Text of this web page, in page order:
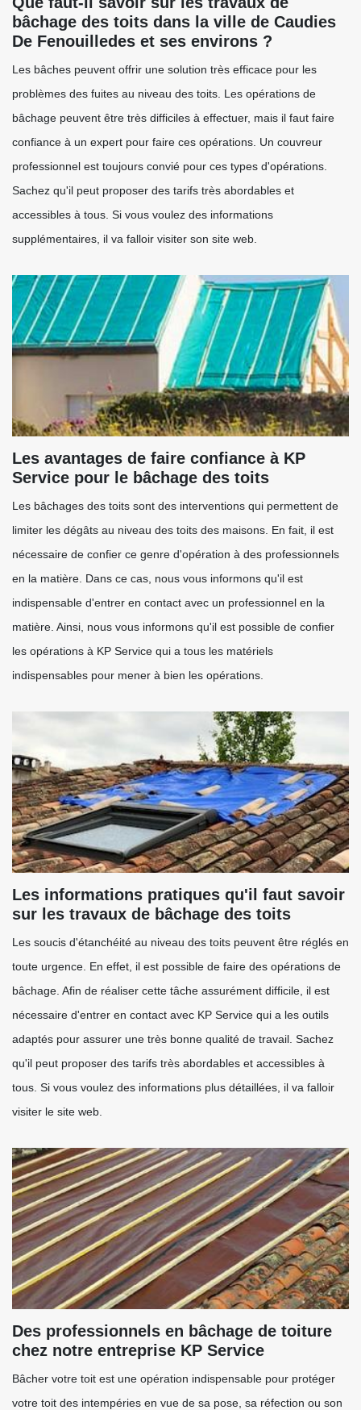
bâchage des toits dans la ville de Caudies
De Fenouilledes et ses environs ?
Les bâches peuvent offrir une solution très efficace pour les
problèmes des fuites au niveau des toits. Les opérations de
bâchage peuvent être très difficiles à effectuer, mais il faut faire
confiance à un expert pour faire ces opérations. Un couvreur
professionnel est toujours convié pour ces types d'opérations.
Sachez qu'il peut proposer des tarifs très abordables et
accessibles à tous. Si vous voulez des informations
supplémentaires, il va falloir visiter son site web.
Les avantages de faire confiance à KP
Service pour le bâchage des toits
Les bâchages des toits sont des interventions qui permettent de
limiter les dégâts au niveau des toits des maisons. En fait, il est
nécessaire de confier ce genre d'opération à des professionnels
en la matière. Dans ce cas, nous vous informons qu'il est
indispensable d'entrer en contact avec un professionnel en la
matière. Ainsi, nous vous informons qu'il est possible de confier
les opérations à KP Service qui a tous les matériels
indispensables pour mener à bien les opérations.
Les informations pratiques qu'il faut savoir
sur les travaux de bâchage des toits
Les soucis d'étanchéité au niveau des toits peuvent être réglés en
toute urgence. En effet, il est possible de faire des opérations de
bâchage. Afin de réaliser cette tâche assurément difficile, il est
nécessaire d'entrer en contact avec KP Service qui a les outils
adaptés pour assurer une très bonne qualité de travail. Sachez
qu'il peut proposer des tarifs très abordables et accessibles à
tous. Si vous voulez des informations plus détaillées, il va falloir
visiter le site web.
Des professionnels en bâchage de toiture
chez notre entreprise KP Service
Bâcher votre toit est une opération indispensable pour protéger
votre toit des intempéries en vue de sa pose, sa réfection ou son